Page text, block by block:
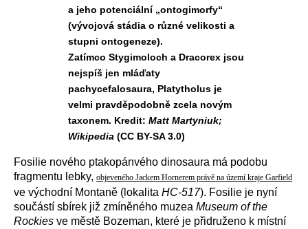
a jeho potenciální „ontogimorfy“
(vývojová stádia o různé velikosti a
stupni ontogeneze).
Zatímco Stygimoloch a Dracorex jsou
nejspíš jen mláďaty
pachycefalosaura, Platytholus je
velmi pravděpodobně zcela novým
taxonem. Kredit: Matt Martyniuk;
Wikipedia (CC BY-SA 3.0)
Fosilie nového ptakopánvého dinosaura má podobu
fragmentu lebky, objeveného Jackem Hornerem právě na území kraje Garfield
ve východní Montaně (lokalita HC-517). Fosilie je nyní
součástí sbírek již zmíněného muzea Museum of the
Rockies ve městě Bozeman, které je přidruženo k místní